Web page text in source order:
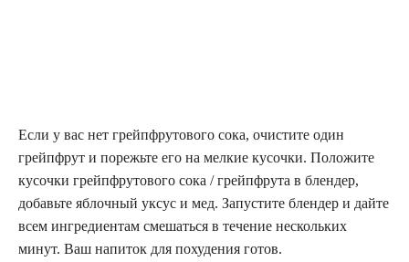
Если у вас нет грейпфрутового сока, очистите один
грейпфрут и порежьте его на мелкие кусочки. Положите
кусочки грейпфрутового сока / грейпфрута в блендер,
добавьте яблочный уксус и мед. Запустите блендер и дайте
всем ингредиентам смешаться в течение нескольких
минут. Ваш напиток для похудения готов.